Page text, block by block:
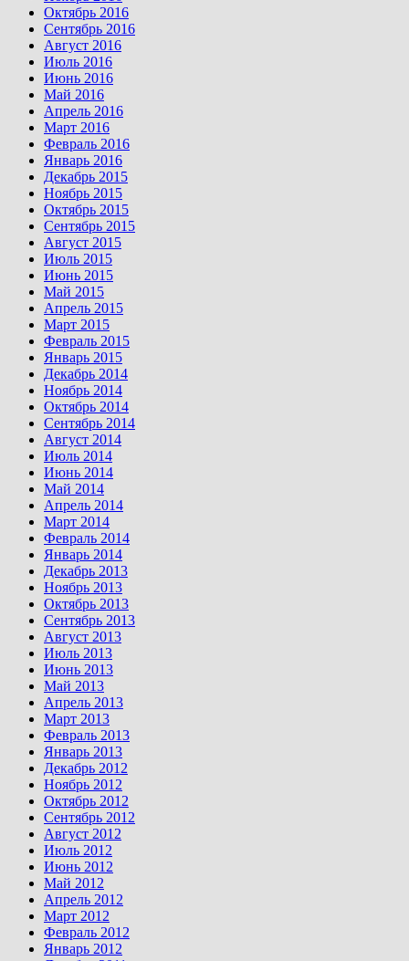
Октябрь 2016
Сентябрь 2016
Август 2016
Июль 2016
Июнь 2016
Май 2016
Апрель 2016
Март 2016
Февраль 2016
Январь 2016
Декабрь 2015
Ноябрь 2015
Октябрь 2015
Сентябрь 2015
Август 2015
Июль 2015
Июнь 2015
Май 2015
Апрель 2015
Март 2015
Февраль 2015
Январь 2015
Декабрь 2014
Ноябрь 2014
Октябрь 2014
Сентябрь 2014
Август 2014
Июль 2014
Июнь 2014
Май 2014
Апрель 2014
Март 2014
Февраль 2014
Январь 2014
Декабрь 2013
Ноябрь 2013
Октябрь 2013
Сентябрь 2013
Август 2013
Июль 2013
Июнь 2013
Май 2013
Апрель 2013
Март 2013
Февраль 2013
Январь 2013
Декабрь 2012
Ноябрь 2012
Октябрь 2012
Сентябрь 2012
Август 2012
Июль 2012
Июнь 2012
Май 2012
Апрель 2012
Март 2012
Февраль 2012
Январь 2012